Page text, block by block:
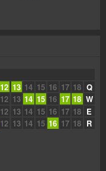
12 13 14 15 16 17 18 Q
12 13 14 15 16 17 18 W
12 13 14 15 16 17 18 E
12 13 14 15 16 17 18 R